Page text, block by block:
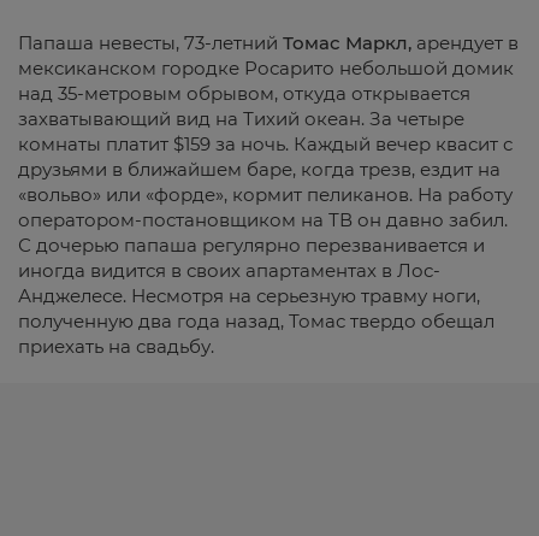
Папаша невесты, 73-летний Томас Маркл, арендует в
мексиканском городке Росарито небольшой домик
над 35-метровым обрывом, откуда открывается
захватывающий вид на Тихий океан. За четыре
комнаты платит $159 за ночь. Каждый вечер квасит с
друзьями в ближайшем баре, когда трезв, ездит на
«вольво» или «форде», кормит пеликанов. На работу
оператором-постановщиком на ТВ он давно забил.
С дочерью папаша регулярно перезванивается и
иногда видится в своих апартаментах в Лос-
Анджелесе. Несмотря на серьезную травму ноги,
полученную два года назад, Томас твердо обещал
приехать на свадьбу.